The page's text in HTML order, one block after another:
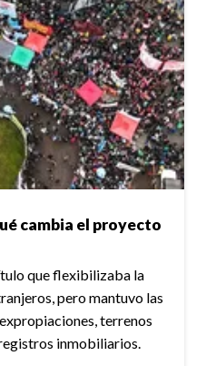
cambia el proyecto
que flexibilizaba la
pero mantuvo las
terrenos
inmobiliarios.